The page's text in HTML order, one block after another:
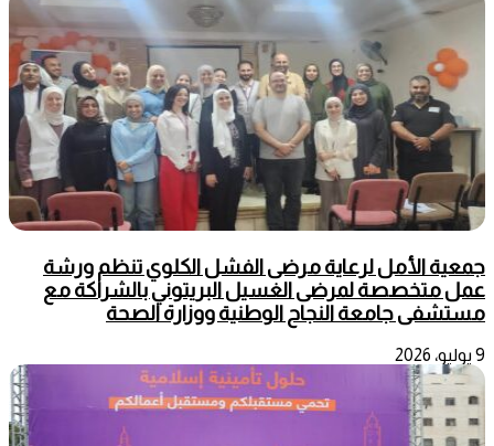
جمعية الأمل لرعاية مرضى الفشل الكلوي تنظم ورشة
عمل متخصصة لمرضى الغسيل البريتوني بالشراكة مع
مستشفى جامعة النجاح الوطنية ووزارة الصحة
9 يوليو، 2026